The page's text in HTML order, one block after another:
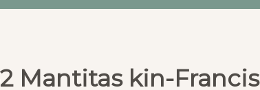
Mantitas kin-Francis